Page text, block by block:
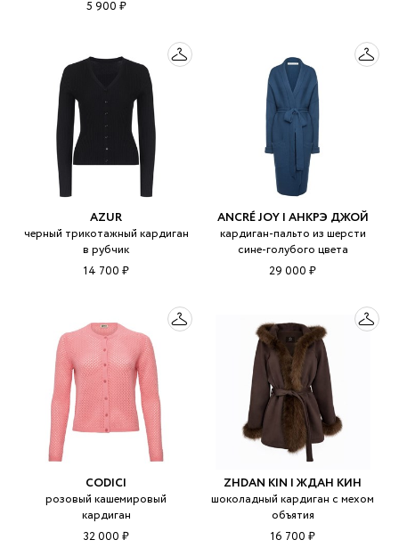
5 900 ₽
AZUR
черный трикотажный кардиган
в рубчик
14 700 ₽
ANCRÉ JOY | АНКРЭ ДЖОЙ
кардиган-пальто из шерсти
сине-голубого цвета
29 000 ₽
CODICI
розовый кашемировый
кардиган
32 000 ₽
ZHDAN KIN | ЖДАН КИН
шоколадный кардиган с мехом
объятия
16 700 ₽